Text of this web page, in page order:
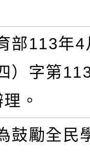
部113年
）字第
。
鼓勵全民